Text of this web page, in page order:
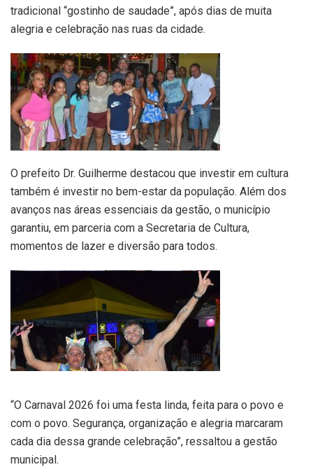
tradicional “gostinho de saudade”, após dias de muita
alegria e celebração nas ruas da cidade.
O prefeito Dr. Guilherme destacou que investir em cultura
também é investir no bem-estar da população. Além dos
avanços nas áreas essenciais da gestão, o município
garantiu, em parceria com a Secretaria de Cultura,
momentos de lazer e diversão para todos.
“O Carnaval 2026 foi uma festa linda, feita para o povo e
com o povo. Segurança, organização e alegria marcaram
cada dia dessa grande celebração”, ressaltou a gestão
municipal.